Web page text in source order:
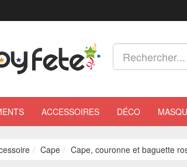
ACCESSOIRES DÉCO
Cape Cape, couronne et baguette